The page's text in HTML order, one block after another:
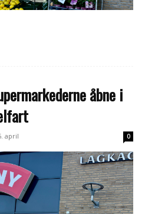
åbne i
april 0